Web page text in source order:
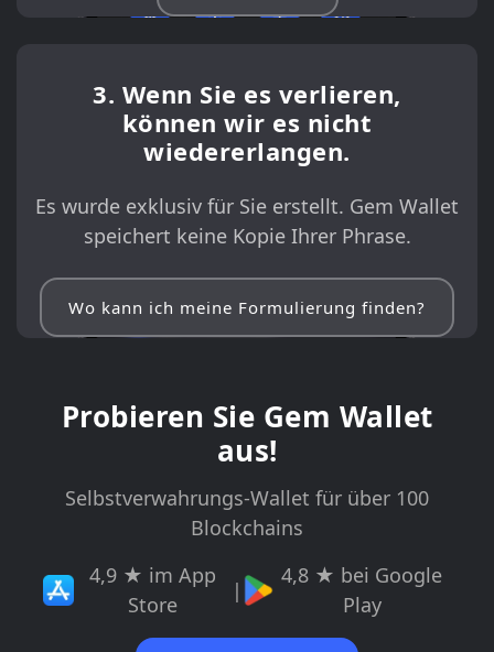
3. Wenn Sie es verlieren,
können wir es nicht
wiedererlangen.
Es wurde exklusiv für Sie erstellt. Gem Wallet
speichert keine Kopie Ihrer Phrase.
Wo kann ich meine Formulierung finden?
Probieren Sie Gem Wallet
aus!
Selbstverwahrungs-Wallet für über 100
Blockchains
4,9 ★ im App
Store
|
4,8 ★ bei Google
Play